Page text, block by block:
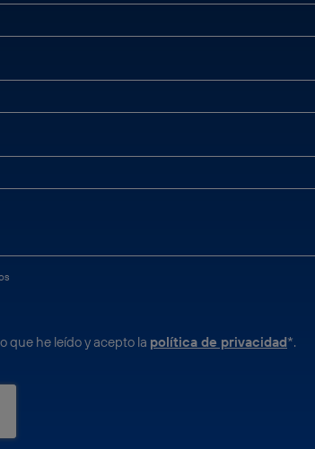
que he leído y acepto la política de privacidad*.